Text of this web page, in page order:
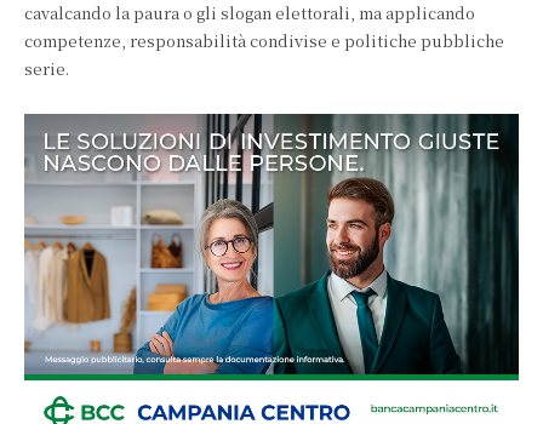
cavalcando la paura o gli slogan elettorali, ma applicando
competenze, responsabilità condivise e politiche pubbliche
serie.